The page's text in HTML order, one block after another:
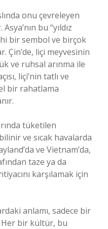
onu çevreleyen
bu “yıldız
bir sembol ve birçok
Çin’de, liçi meyvesinin
ve ruhsal arınma ile
liçi’nin tatlı ve
bir rahatlama
tüketilen
ve sıcak havalarda
ve Vietnam’da,
taze ya da
karşılamak için
anlamı, sadece bir
Her bir kültür, bu